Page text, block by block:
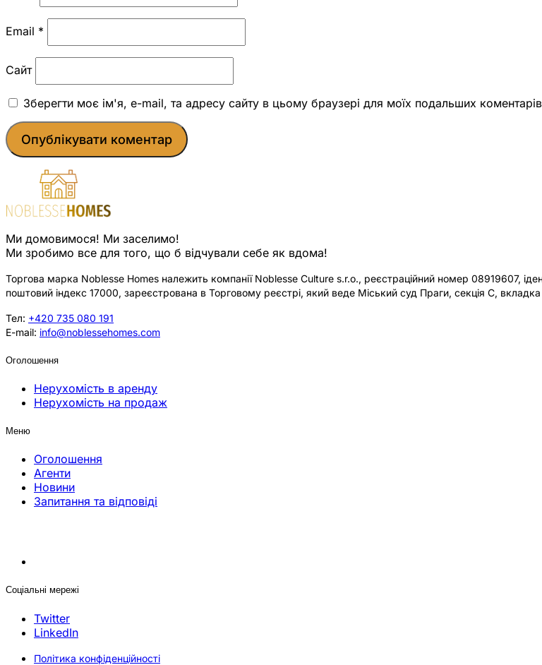
Email *
Сайт
Зберегти моє ім'я, e-mail, та адресу сайту в цьому браузері для моїх подальших
Ми домовимося! Ми заселимо!
Ми зробимо все для того, що б відчували себе як вдома!
Торгова марка Noblesse Homes належить компанії Noblesse Culture s.r.o., реєстраційний номер 08919607,
поштовий індекс 17000, зареєстрована в Торговому реєстрі, який веде Міський суд Праги, секція C,
Тел: +420 735 080 191
E-mail: info@noblessehomes.com
Оголошення
Нерухомість в аренду
Нерухомість на продаж
Меню
Оголошення
Агенти
Новини
Запитання та відповіді
Соціальні мережі
Twitter
LinkedIn
Політика конфіденційності